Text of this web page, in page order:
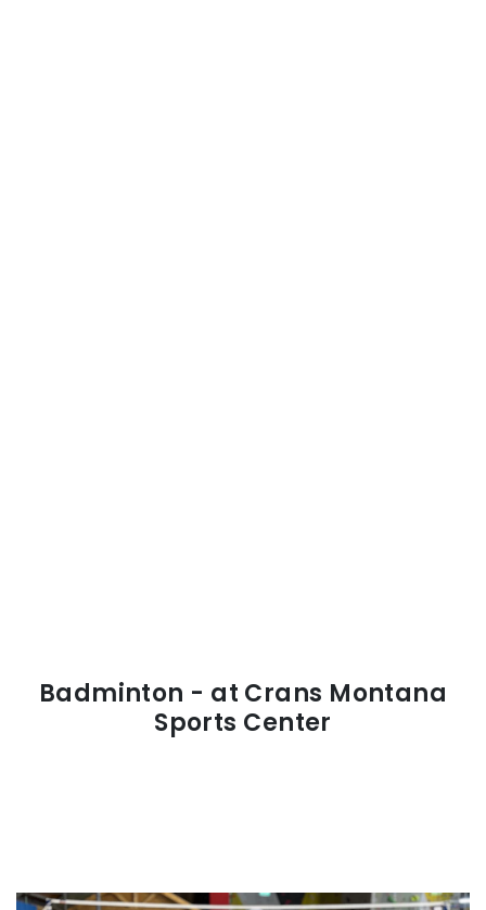
Badminton - at Crans Montana
Sports Center